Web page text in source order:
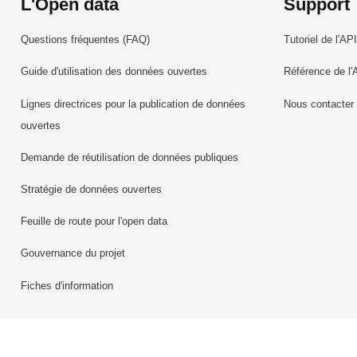
L'Open data
Questions fréquentes (FAQ)
Guide d'utilisation des données ouvertes
Lignes directrices pour la publication de données
ouvertes
Demande de réutilisation de données publiques
Stratégie de données ouvertes
Feuille de route pour l'open data
Gouvernance du projet
Fiches d'information
Support
Tutoriel de l'API
Référence de
Nous contacter